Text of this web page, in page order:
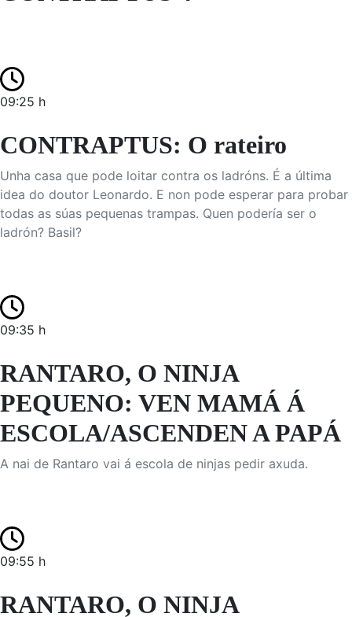
09:25 h
CONTRAPTUS: O rateiro
Unha casa que pode loitar contra os ladróns. É a última
idea do doutor Leonardo. E non pode esperar para probar
todas as súas pequenas trampas. Quen podería ser o
ladrón? Basil?
09:35 h
RANTARO, O NINJA
PEQUENO: VEN MAMÁ Á
ESCOLA/ASCENDEN A PAPÁ
A nai de Rantaro vai á escola de ninjas pedir axuda.
09:55 h
RANTARO, O NINJA